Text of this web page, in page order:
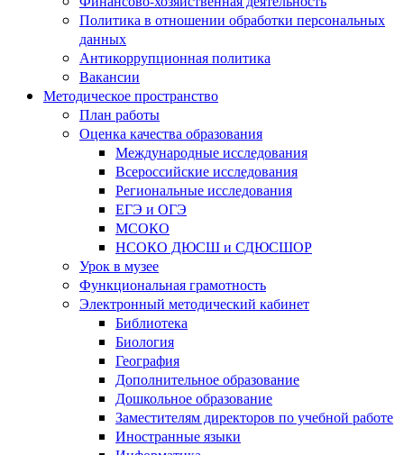
Политика в отношении обработки персональных
данных
Антикоррупционная политика
Вакансии
Методическое пространство
План работы
Оценка качества образования
Международные исследования
Всероссийские исследования
Региональные исследования
ЕГЭ и ОГЭ
МСОКО
НСОКО ДЮСШ и СДЮСШОР
Урок в музее
Функциональная грамотность
Электронный методический кабинет
Библиотека
Биология
География
Дополнительное образование
Дошкольное образование
Заместителям директоров по учебной работе
Иностранные языки